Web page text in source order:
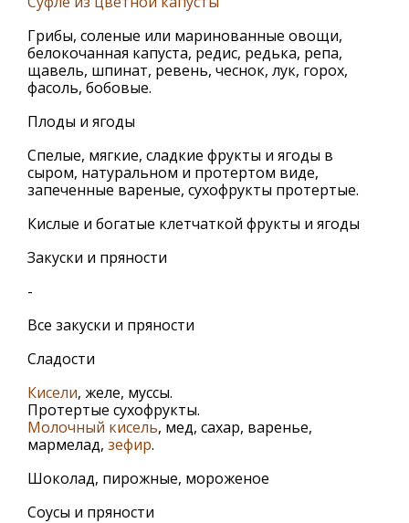
Грибы, соленые или маринованные овощи,
белокочанная капуста, редис, редька, репа,
щавель, шпинат, ревень, чеснок, лук, горох,
фасоль, бобовые.
Плоды и ягоды
Спелые, мягкие, сладкие фрукты и ягоды в
сыром, натуральном и протертом виде,
запеченные вареные, сухофрукты протертые.
Кислые и богатые клетчаткой фрукты и ягоды
Закуски и пряности
-
Все закуски и пряности
Сладости
Кисели, желе, муссы.
Протертые сухофрукты.
Молочный кисель, мед, сахар, варенье,
мармелад, зефир.
Шоколад, пирожные, мороженое
Соусы и пряности